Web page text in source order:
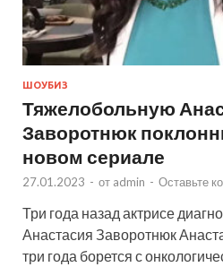
ШОУБИЗ
Тяжелобольную
Заворотнюк
новом сериале
27.01.2023 - от admin - Оставьте
Три года назад актрисе
Анастасия Заворотнюк
три года борется с